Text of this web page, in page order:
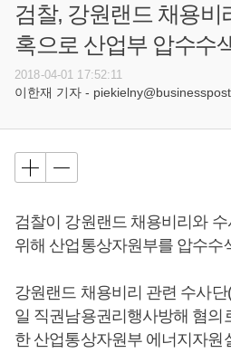
검찰, 강원랜드 채용비
혹으로 산업부 압수수
2018-04-01 17:52:11
이한재 기자 -
검찰이 강원랜드 채용비리와 수
위해 산업통상자원부를 압수수
강원랜드 채용비리 관련 수사
일 직권남용권리행사방해 혐의
한 산업통상자원부 에너지자원